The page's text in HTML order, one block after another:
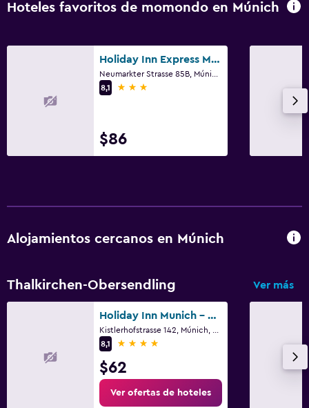
Hoteles favoritos de momondo en Múnich
Holiday Inn Express Munich - City East By IHG
8,1
3 estrellas
$86
Alojamientos cercanos en Múnich
Thalkirchen-Obersendling Ver más
Holiday Inn Munich - South By IHG
8,1
4 estrellas
$62
Ver ofertas de hoteles